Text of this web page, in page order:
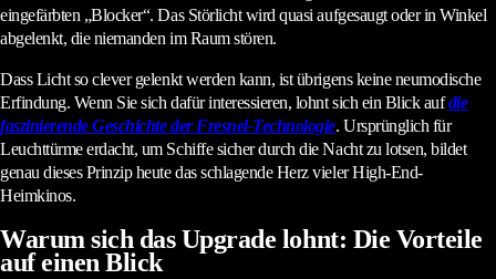
eingefärbten „Blocker“. Das Störlicht wird quasi aufgesaugt oder in Winkel
abgelenkt, die niemanden im Raum stören.
Dass Licht so clever gelenkt werden kann, ist übrigens keine neumodische
Erfindung. Wenn Sie sich dafür interessieren, lohnt sich ein Blick aufdie
faszinierende Geschichte der Fresnel-Technologie. Ursprünglich für
Leuchttürme erdacht, um Schiffe sicher durch die Nacht zu lotsen, bildet
genau dieses Prinzip heute das schlagende Herz vieler High-End-
Heimkinos.
Warum sich das Upgrade lohnt: Die Vorteile
auf einen Blick